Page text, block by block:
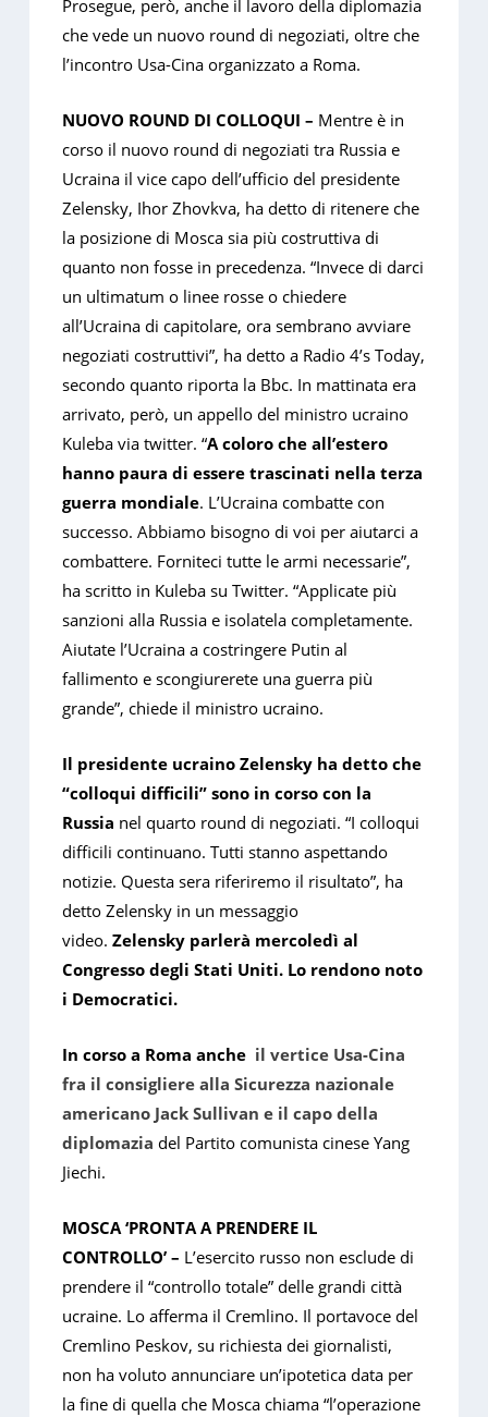
Prosegue, però, anche il lavoro della diplomazia
che vede un nuovo round di negoziati, oltre che
l’incontro Usa-Cina organizzato a Roma.
NUOVO ROUND DI COLLOQUI – Mentre è in
corso il nuovo round di negoziati tra Russia e
Ucraina il vice capo dell’ufficio del presidente
Zelensky, Ihor Zhovkva, ha detto di ritenere che
la posizione di Mosca sia più costruttiva di
quanto non fosse in precedenza. “Invece di darci
un ultimatum o linee rosse o chiedere
all’Ucraina di capitolare, ora sembrano avviare
negoziati costruttivi”, ha detto a Radio 4’s Today,
secondo quanto riporta la Bbc. In mattinata era
arrivato, però, un appello del ministro ucraino
Kuleba via twitter. “A coloro che all’estero
hanno paura di essere trascinati nella terza
guerra mondiale. L’Ucraina combatte con
successo. Abbiamo bisogno di voi per aiutarci a
combattere. Forniteci tutte le armi necessarie”,
ha scritto in Kuleba su Twitter. “Applicate più
sanzioni alla Russia e isolatela completamente.
Aiutate l’Ucraina a costringere Putin al
fallimento e scongiurerete una guerra più
grande”, chiede il ministro ucraino.
Il presidente ucraino Zelensky ha detto che
“colloqui difficili” sono in corso con la
Russia nel quarto round di negoziati. “I colloqui
difficili continuano. Tutti stanno aspettando
notizie. Questa sera riferiremo il risultato”, ha
detto Zelensky in un messaggio
video.Zelensky parlerà mercoledì al
Congresso degli Stati Uniti. Lo rendono noto
i Democratici.
In corso a Roma anche il vertice Usa-Cina
fra il consigliere alla Sicurezza nazionale
americano Jack Sullivan e il capo della
diplomazia del Partito comunista cinese Yang
Jiechi.
MOSCA ‘PRONTA A PRENDERE IL
CONTROLLO’ – L’esercito russo non esclude di
prendere il “controllo totale” delle grandi città
ucraine. Lo afferma il Cremlino. Il portavoce del
Cremlino Peskov, su richiesta dei giornalisti,
non ha voluto annunciare un’ipotetica data per
la fine di quella che Mosca chiama “l’operazione